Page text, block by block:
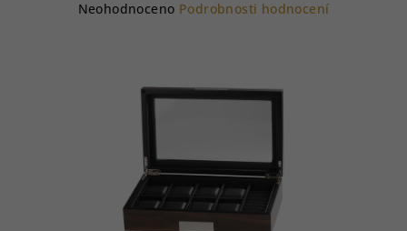
Neohodnoceno Podrobnosti hodnocení